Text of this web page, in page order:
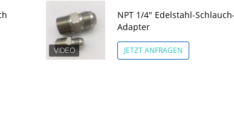
NPT 1/4" Edelstahl-Schlauch-
Adapter
JETZT ANFRAGEN